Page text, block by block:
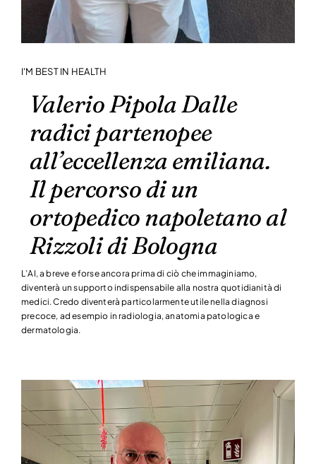
I'M BEST IN HEALTH
Valerio Pipola Dalle
radici partenopee
all’eccellenza emiliana.
Il percorso di un
ortopedico napoletano al
Rizzoli di Bologna
L’AI, a breve e forse ancora prima di ciò che immaginiamo,
diventerà un supporto indispensabile alla nostra quotidianità di
medici. Credo diventerà particolarmente utile nella diagnosi
precoce, ad esempio in radiologia, anatomia patologica e
dermatologia.